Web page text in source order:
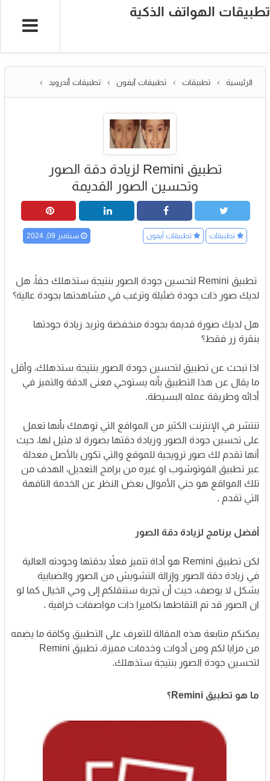
تطبيقات الهواتف الذكية
الرئيسية تطبيقات تطبيقات آيفون تطبيقات أندرويد
تطبيق Remini لزيادة دقة الصور
وتحسين الصور القديمة
تطبيقات تطبيقات آيفون سبتمبر 09, 2024
تطبيق Remini لتحسين جودة الصور بنتيجة ستذهلك حقاً، هل
لديك صور ذات جودة ضئيلة وترغب في مشاهدتها بجودة عالية؟
هل لديك صورة قديمة بجودة منخفضة وتريد زيادة جودتها
بنقرة زر فقط؟
اذا تبحث عن تطبيق لتحسين جودة الصور بنتيجة ستذهلك، وأقل
ما يقال عن هذا التطبيق بأنه يستوحي معنى الدقة والتميز في
أدائه وطريقة عمله البسيطة.
تنتشر في الإنترنت الكثير من المواقع التي توهمك بأنها تعمل
على تحسين جودة الصور وزيادة دقتها بصورة لا مثيل لها، حيث
أنها تقدم لك صور ترويجية للموقع والتي تكون بالأصل معدلة
عبر تطبيق الفوتوشوب او غيره من برامج التعديل، الهدف من
تلك المواقع هو جني الأموال بعض النظر عن الخدمة التافهة
التي تقدم .
أفضل برنامج لزيادة دقة الصور
لكن تطبيق Remini هو أداة تتميز فعلاً بدقتها وجودته العالية
في زيادة دقة الصور وإزالة التشويش من الصور والضبابية
بشكل لا يوصف، حيث أن تجربة ستنقلكم إلى وحي الخيال كما لو
ان الصور قد تم التقاطها بكاميرا ذات مواصفات خرافية .
يمكنكم متابعة هذه المقالة للتعرف على التطبيق وكافة ما يضمه
من مزايا لكم ومن أدوات وخدمات مميزة،
تطبيق Remini
لتحسين جودة الصور بنتيجة ستذهلك.
ما هو تطبيق Remini؟